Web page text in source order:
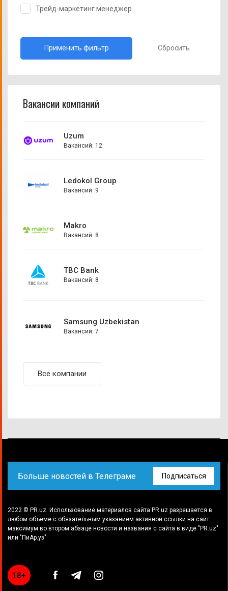
Трейд-маркетинг менеджер
Сбросить
Вакансии компаний
Uzum
Вакансий: 12
Ledokol Group
Вакансий: 9
Makro
Вакансий: 8
TBC Bank
Вакансий: 8
Samsung Uzbekistan
Вакансий: 7
Все компании
Больше новостей в Телеграме Подписаться
2022 © PR.uz. Использование материалов сайта PR.uz разрешается в
любом объеме с обязательным указанием активной ссылки на сайт
максимум во втором абзаце новости и названия с сайта в виде "PR.uz"
или "ПиАр.уз"